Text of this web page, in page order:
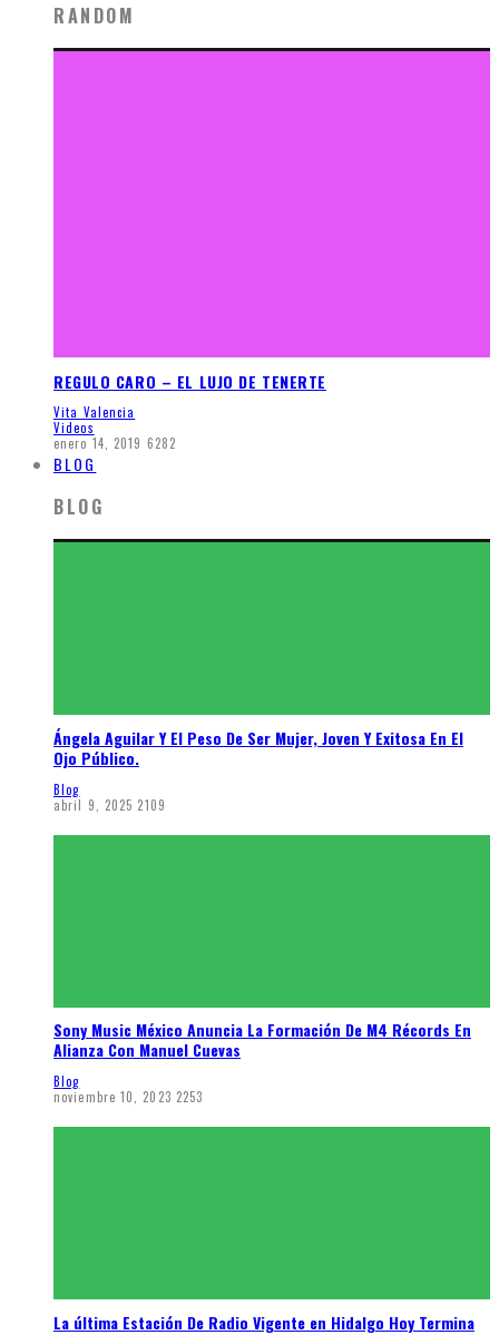
RANDOM
REGULO CARO – EL LUJO DE TENERTE
Vita Valencia
Videos
enero 14, 2019 6282
BLOG
BLOG
Ángela Aguilar Y El Peso De Ser Mujer, Joven Y Exitosa En El
Ojo Público.
Blog
abril 9, 2025 2109
Sony Music México Anuncia La Formación De M4 Récords En
Alianza Con Manuel Cuevas
Blog
noviembre 10, 2023 2253
La última Estación De Radio Vigente en Hidalgo Hoy Termina